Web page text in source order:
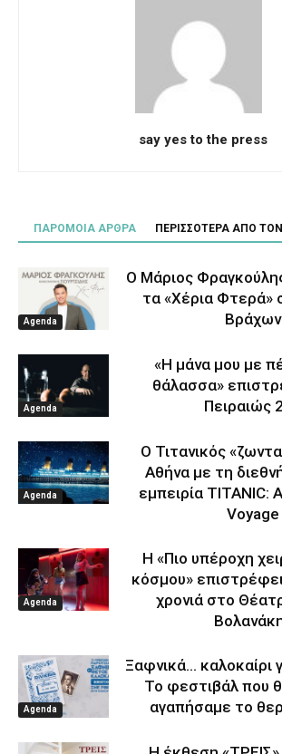
say yes to the press
ΠΑΡΟΜΟΙΑ ΑΡΘΡΑ ΠΕΡΙΣΣΟΤΕΡΑ ΑΠΟ
Agenda
Ο Μάριος
τα «Χέρια Φτερά»
Βράχων
Agenda
«Η μάνα μου με
θάλασσα»
Πειραιώς
Agenda
Ο Τιτανικός
Αθήνα με τη
εμπειρία TITANIC:
Voyage
Agenda
Η «Πιο υπέροχη
κόσμου»
χρονιά στο
Agenda
Ξαφνικά… καλοκαίρι
Το φεστιβάλ που
αγαπήσαμε το